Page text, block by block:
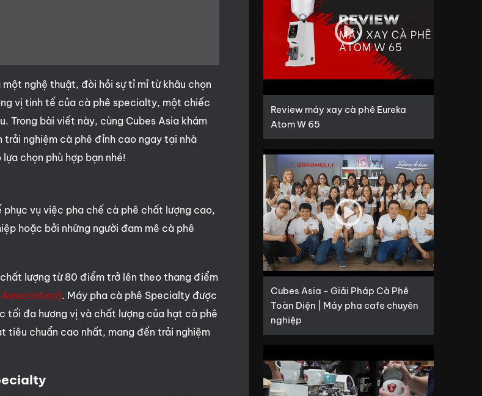
nghệ thuật, đòi hỏi sự tỉ mỉ từ khâu chọn
vị tinh tế của cà phê specialty, một chiếc
Trong bài viết này, cùng Cubes Asia khám
nghiệm cà phê đỉnh cao ngay tại nhà
chọn phù hợp bạn nhé!
vụ việc pha chế cà phê chất lượng cao,
hoặc bởi những người đam mê cà phê
lượng từ 80 điểm trở lên theo thang điểm
. Máy pha cà phê Specialty được
đa hương vị và chất lượng của hạt cà phê
chuẩn cao nhất, mang đến trải nghiệm
Review máy xay cà phê Eureka
Atom W 65
Cubes Asia - Giải Pháp Cà Phê
Toàn Diện | Máy pha cafe chuyên
nghiệp